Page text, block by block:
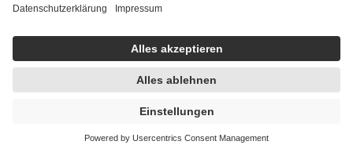
getroffen, um sicherzustellen, dass es sich um echte Bewertungen
https://help.etrusted.com/hc/de/articles/4419944605341
Einige Bilder und Inhalte wurden unter Zuhilfenahme künstlicher